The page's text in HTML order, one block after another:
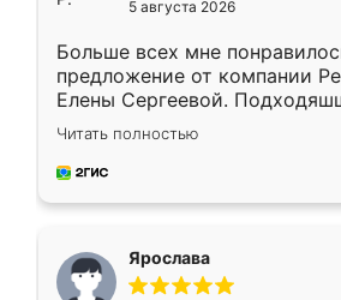
5 августа 2026
Больше всех мне
предложение от компании
Елены Сергеевой.
короткие сроки
для замера сотрудник
предложил по моему эскизу
Читать полностью
Ярослава